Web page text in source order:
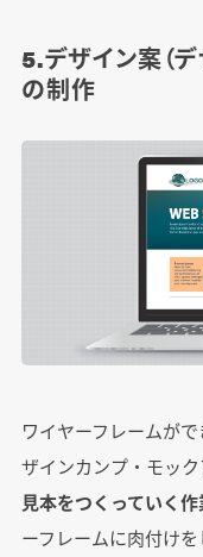
5.デザイン案（
の制作
ワイヤーフレームが
ザインカンプ・モック
見本をつくっていく作
ーフレームに肉付け